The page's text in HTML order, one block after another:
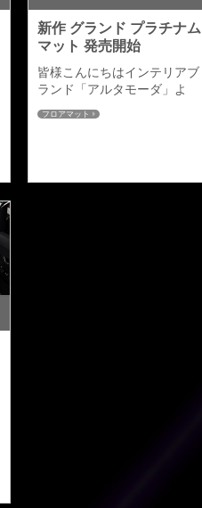
新作 グランド プラチナム
マット 発売開始
皆様こんにちはインテリアブ
ランド「アルタモーダ」よ
り、５作目となるアルタモー
ダ最高級フロアマット【グラ
フロアマット